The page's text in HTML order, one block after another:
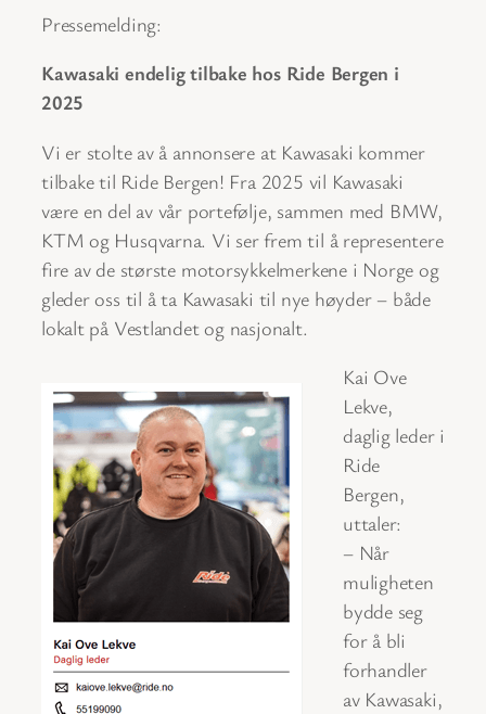
Pressemelding:
Kawasaki endelig tilbake hos Ride Bergen i
2025
Vi er stolte av å annonsere at Kawasaki kommer
tilbake til Ride Bergen! Fra 2025 vil Kawasaki
være en del av vår portefølje, sammen med BMW,
KTM og Husqvarna. Vi ser frem til å representere
fire av de største motorsykkelmerkene i Norge og
gleder oss til å ta Kawasaki til nye høyder – både
lokalt på Vestlandet og nasjonalt.
Kai Ove
Lekve,
daglig leder i
Ride
Bergen,
uttaler:
– Når
muligheten
bydde seg
for å bli
forhandler
av Kawasaki,